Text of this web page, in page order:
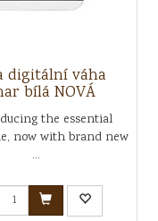
digitální váha
bílá NOVÁ
the essential
now with brand new
...